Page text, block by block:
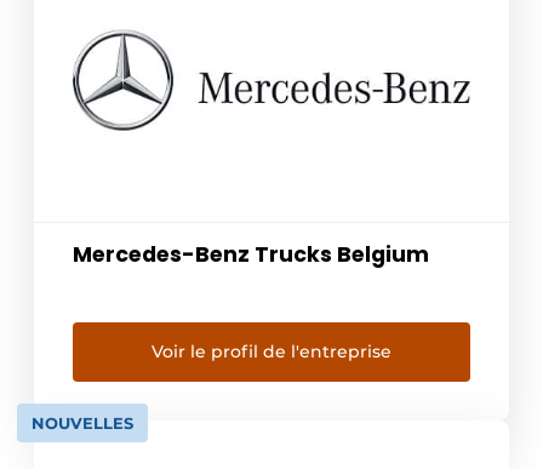
Mercedes-Benz Trucks Belgium
Voir le profil de l'entreprise
NOUVELLES